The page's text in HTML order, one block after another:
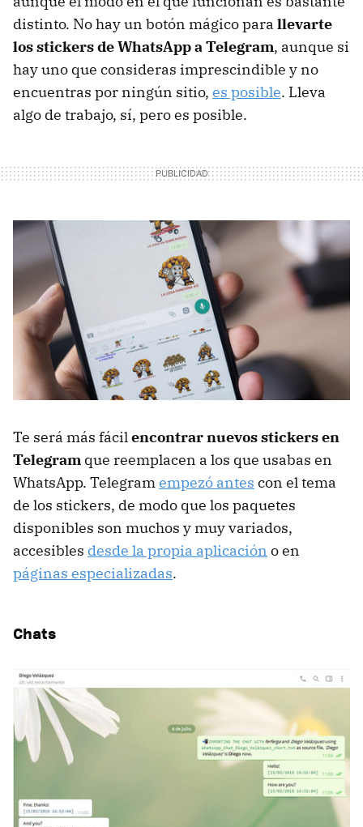
distinto. No hay un botón mágico para llevarte
los stickers de WhatsApp a Telegram, aunque si
hay uno que consideras imprescindible y no
encuentras por ningún sitio, es posible. Lleva
algo de trabajo, sí, pero es posible.
Te será más fácilencontrar nuevos stickers en
Telegram que reemplacen a los que usabas en
WhatsApp. Telegramempezó antes con el tema
de los stickers, de modo que los paquetes
disponibles son muchos y muy variados,
accesibles desde la propia aplicación o en
páginas especializadas.
Chats